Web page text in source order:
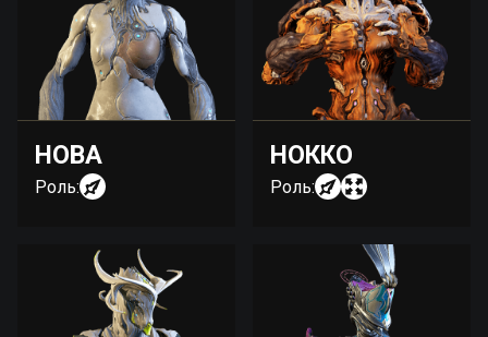
НОВА
Роль:
НОККО
Роль: